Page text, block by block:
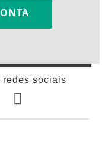
redes sociais